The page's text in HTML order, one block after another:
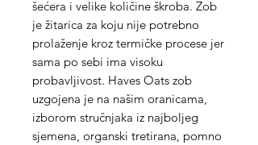
šećera i velike količine škroba. Zob
je žitarica za koju nije potrebno
prolaženje kroz termičke procese jer
sama po sebi ima visoku
probavljivost. Haves Oats zob
uzgojena je na našim oranicama,
izborom stručnjaka iz najboljeg
sjemena, organski tretirana, pomno